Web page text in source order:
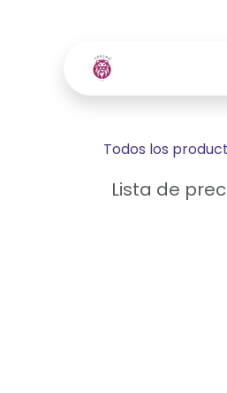
Todos los
Lista de